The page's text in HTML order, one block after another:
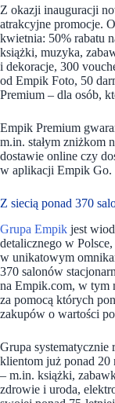
Z okazji inauguracji
atrakcyjne promocje.
kwietnia: 50% rabatu
książki, muzyka,
i dekoracje, 300
od Empik Foto, 50
Premium – dla osób,
Empik Premium
m.in. stałym zniżkom
dostawie online czy
w aplikacji Empik Go.
Z siecią ponad 370
Grupa Empik jest
detalicznego w
w unikatowym
370 salonów
na Empik.com, w tym
za pomocą których
zakupów o wartości
Grupa systematycznie
klientom już ponad 20
– m.in. książki,
zdrowie i uroda,